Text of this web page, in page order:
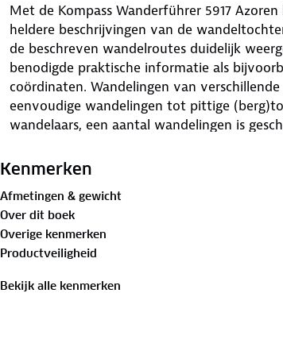
Met de Kompass Wanderführer 5917
heldere beschrijvingen van de
de beschreven wandelroutes duidelijk
benodigde praktische informatie als
coördinaten. Wandelingen van
eenvoudige wandelingen tot pittige
wandelaars, een aantal wandelingen is
wandelgids heel duidelijk ingetekend. Deze
Kompass wandelgidsen zijn de GPS-
via de site van Kompass.
Kenmerken
Afmetingen & gewicht
Over dit boek
Overige kenmerken
Productveiligheid
Bekijk alle kenmerken